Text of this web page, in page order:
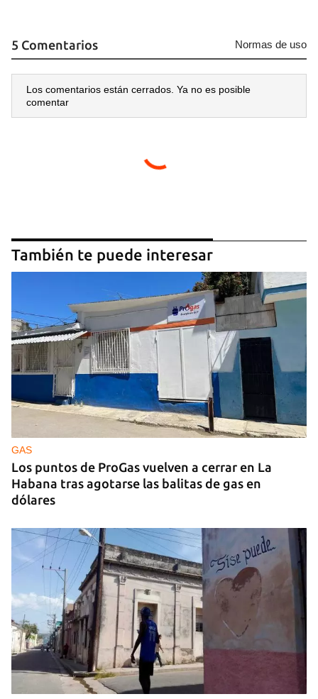
5 Comentarios Normas de uso
Los comentarios están cerrados. Ya no es posible
comentar
También te puede interesar
GAS
Los puntos de ProGas vuelven a cerrar en La
Habana tras agotarse las balitas de gas en
dólares